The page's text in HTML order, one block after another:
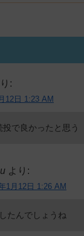
:
12日 1:23 AM
で良かったと思う
より:
1月12日 1:26 AM
たんでしょうね